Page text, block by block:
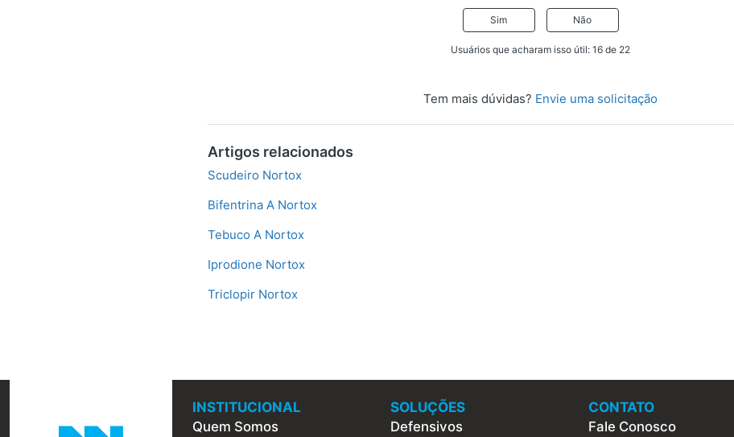
Sim Não
Usuários que acharam isso útil: 16 de 22
Tem mais dúvidas? Envie uma solicitação
Artigos relacionados
Scudeiro Nortox
Bifentrina A Nortox
Tebuco A Nortox
Iprodione Nortox
Triclopir Nortox
INSTITUCIONAL
Quem Somos
SOLUÇÕES
Defensivos
CONTATO
Fale Conosco